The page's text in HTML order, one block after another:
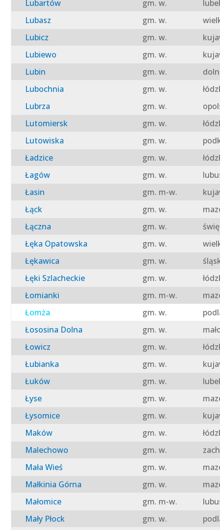
Lubartów gm. w.
Lubasz
gm. w.
Lubicz
gm. w.
Lubiewo
gm. w.
Lubin
gm. w.
Lubochnia
gm. w.
Lubrza
gm. w.
Lutomiersk
gm. w.
Lutowiska
gm. w.
Ładzice
gm. w.
Łagów
gm. w.
Łasin
gm. m-w.
Łąck
gm. w.
Łączna
gm. w.
Łęka Opatowska
gm. w.
Łękawica
gm. w.
Łęki Szlacheckie
gm. w.
Łomianki
gm. m-w.
Łomża
gm. w.
Łososina Dolna
gm. w.
Łowicz
gm. w.
Łubianka
gm. w.
Łuków
gm. w.
Łyse
gm. w.
Łysomice
gm. w.
Maków
gm. w.
Malechowo
gm. w.
Mała Wieś
gm. w.
Małkinia Górna
gm. w.
Małomice
gm. m-w.
Mały Płock
gm. w.